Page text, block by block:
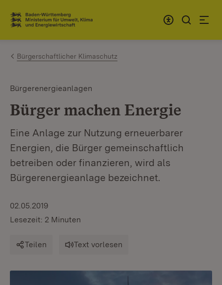
Zum Inhalt springen
Link zur Startseite
Bürgerschaftlicher Klimaschutz
Bürgerenergieanlagen
Bürger machen Energie
Eine Anlage zur Nutzung erneuerbarer
Energien, die Bürger gemeinschaftlich
betreiben oder finanzieren, wird als
Bürgerenergieanlage bezeichnet.
02.05.2019
Lesezeit: 2 Minuten
Teilen Text vorlesen